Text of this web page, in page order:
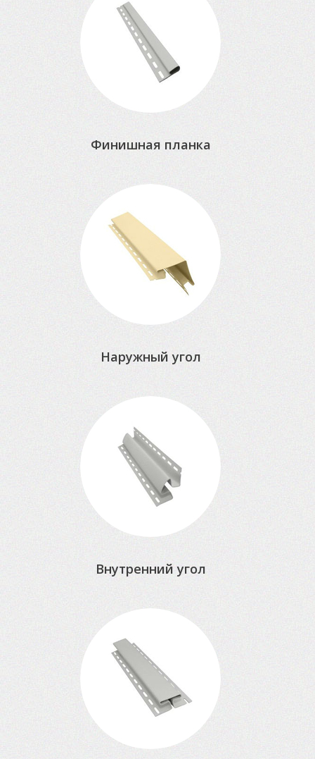
Финишная планка
Наружный угол
Внутренний угол